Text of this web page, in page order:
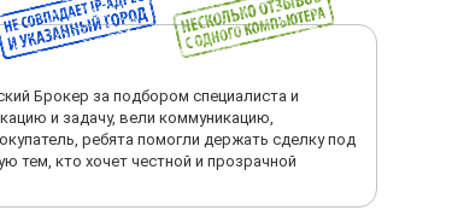
Брокер за подбором специалиста и
и задачу, вели коммуникацию,
ребята помогли держать сделку под
тем, кто хочет честной и прозрачной